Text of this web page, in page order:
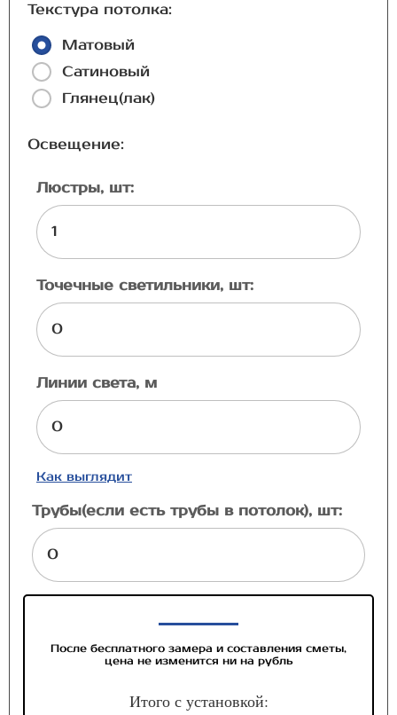
Текстура потолка:
Матовый
Сатиновый
Глянец(лак)
Освещение:
Люстры, шт:
Точечные светильники, шт:
Линии света, м
Как выглядит
Трубы(если есть трубы в потолок), шт:
После бесплатного замера и составления сметы,
цена не изменится ни на рубль
Итого с установкой: